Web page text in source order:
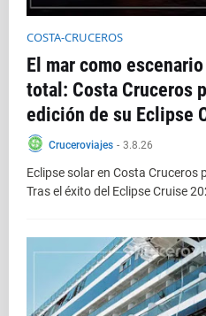
COSTA-CRUCEROS
El mar como
total: Costa Cruceros
edición de su Eclipse
Cruceroviajes - 3.8.26
Eclipse solar en Costa
Tras el éxito del Eclipse Cruise